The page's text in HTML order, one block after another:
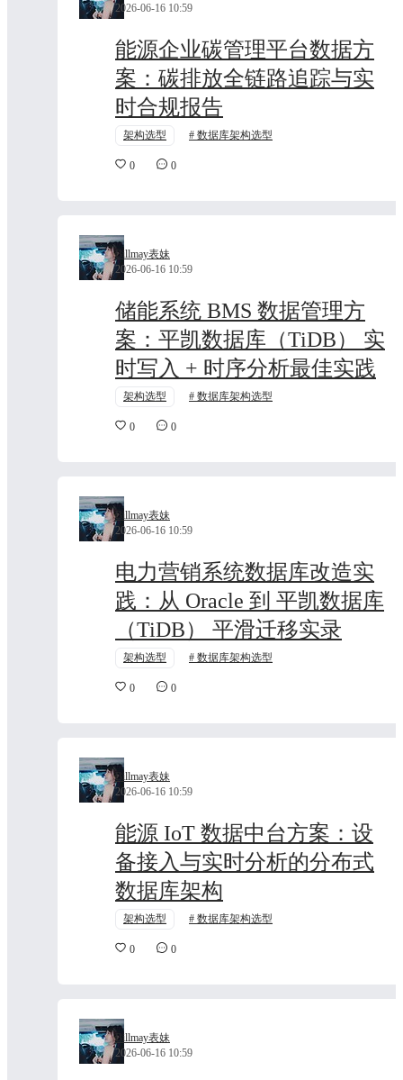
2026-06-16 10:59
能源企业碳管理平台数据方
案：碳排放全链路追踪与实
时合规报告
架构选型 数据库架构选型
0 0
Billmay表妹
2026-06-16 10:59
储能系统 BMS 数据管理方
案：平凯数据库（TiDB） 实
时写入 + 时序分析最佳实践
架构选型 数据库架构选型
0 0
Billmay表妹
2026-06-16 10:59
电力营销系统数据库改造实
践：从 Oracle 到 平凯数据库
（TiDB） 平滑迁移实录
架构选型 数据库架构选型
0 0
Billmay表妹
2026-06-16 10:59
能源 IoT 数据中台方案：设
备接入与实时分析的分布式
数据库架构
架构选型 数据库架构选型
0 0
Billmay表妹
2026-06-16 10:59